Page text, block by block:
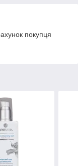
покупця